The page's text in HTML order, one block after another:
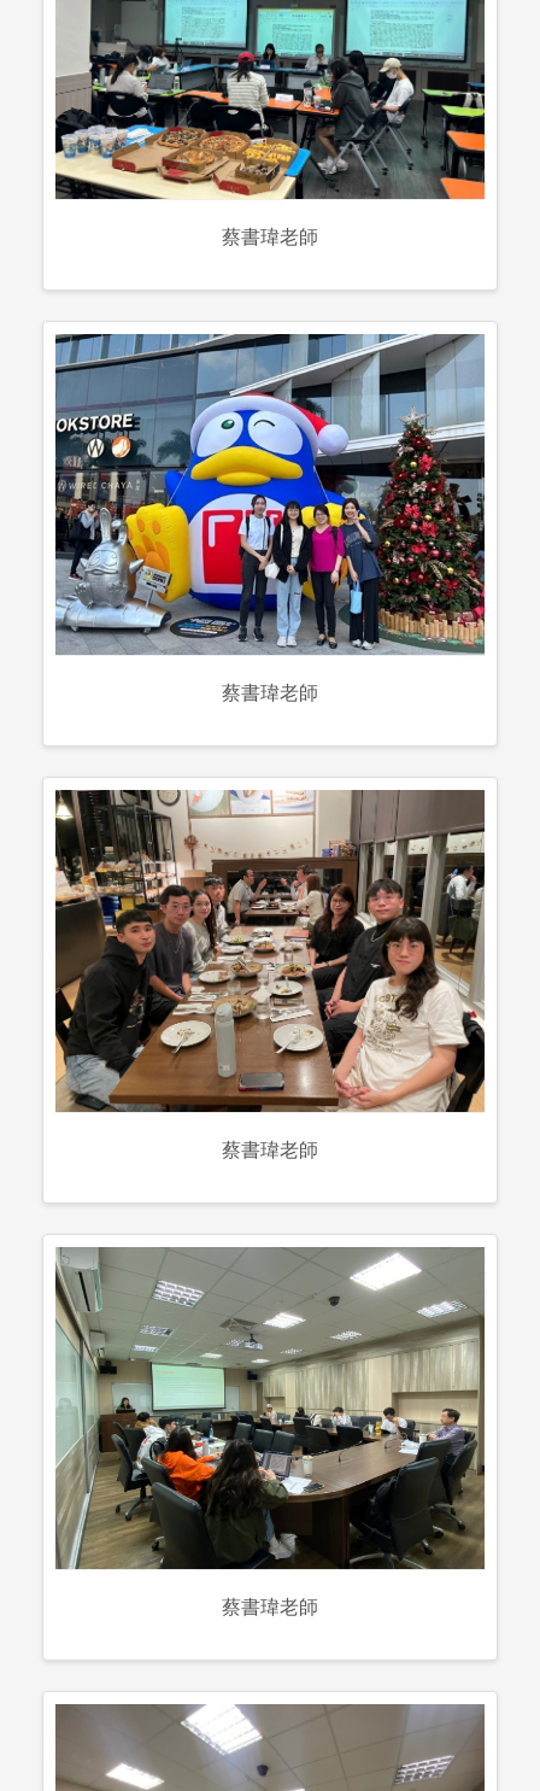
蔡書瑋老師
蔡書瑋老師
蔡書瑋老師
蔡書瑋老師